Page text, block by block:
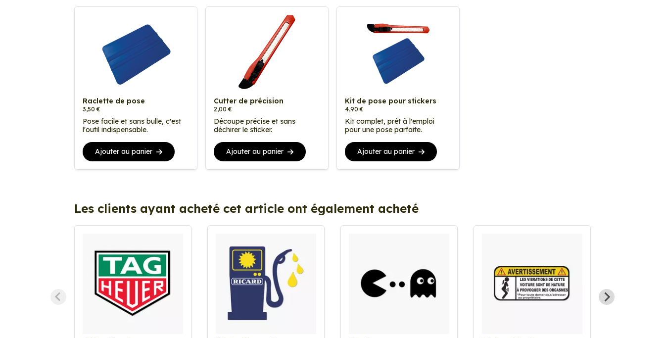
Raclette de pose
3,50 €
Pose facile et sans bulle, c'est
l'outil indispensable.
Ajouter au panier
Cutter de précision
2,00 €
Découpe précise et sans
déchirer le sticker.
Ajouter au panier
Kit de pose pour stickers
4,90 €
Kit complet, prêt à l'emploi
pour une pose parfaite.
Ajouter au panier
Les clients ayant acheté cet article ont également acheté